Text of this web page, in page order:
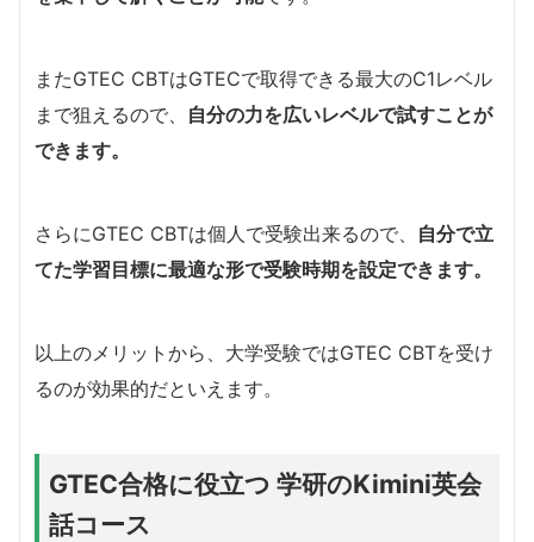
またGTEC CBTはGTECで取得できる最大のC1レベル
まで狙えるので、 自分の力を広いレベルで試すことが
できます。
さらにGTEC CBTは個人で受験出来るので、 自分で立
てた学習目標に最適な形で受験時期を設定できます。
以上のメリットから、大学受験ではGTEC CBTを受け
るのが効果的だといえます。
GTEC合格に役立つ 学研のKimini英会
話コース